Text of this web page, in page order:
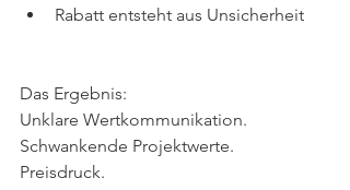
Rabatt entsteht aus Unsicherheit
Das Ergebnis:
Unklare Wertkommunikation.
Schwankende Projektwerte.
Preisdruck.